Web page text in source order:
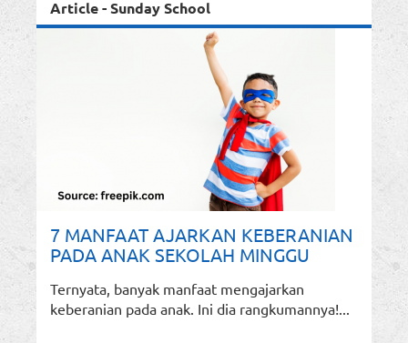
Article - Sunday School
7 MANFAAT AJARKAN KEBERANIAN
PADA ANAK SEKOLAH MINGGU
Ternyata, banyak manfaat mengajarkan
keberanian pada anak. Ini dia rangkumannya!...